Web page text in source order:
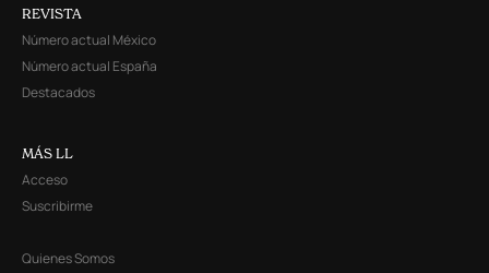
REVISTA
Número actual México
Número actual España
Destacados
MÁS LL
Acceso
Suscribirme
Quienes Somos